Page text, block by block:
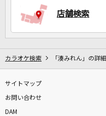
店舗検索
カラオケ検索 「湊みれん」の詳細
サイトマップ
お問い合わせ
DAM